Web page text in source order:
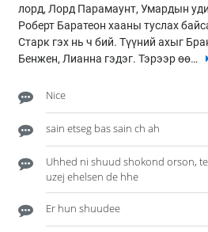
лорд, Лорд Парамаунт, Умардын
Роберт Баратеон хааны туслах
Старк гэх нь ч бий. Түүний ахыг
Бенжен, Лианна гэдэг. Тэрээр өө…
Nice
sain etseg bas sain ch ah
Uhhed ni shuud shokond orson,
uzej ehelsen de hhe
Er hun shuudee